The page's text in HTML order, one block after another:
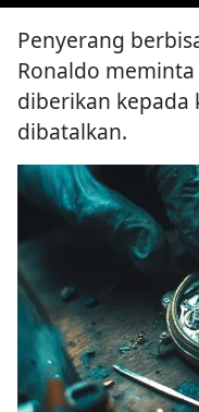
Penyerang
Ronaldo
diberikan kepada
dibatalkan.